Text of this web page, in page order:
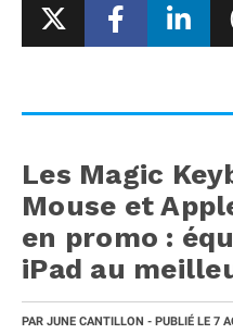
Les Magic
Mouse et
en promo :
iPad au
PAR JUNE CANTILLON - PUBLIÉ LE 7